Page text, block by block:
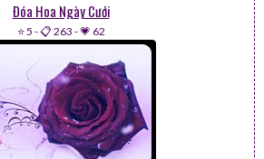
Đóa Hoa Ngày Cưới
⭐ 5 -📋 263 -💗 62